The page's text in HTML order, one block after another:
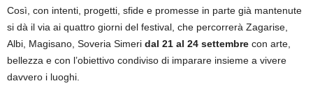
Così, con intenti, progetti, sfide e promesse in parte già mantenute
si dà il via ai quattro giorni del festival, che percorrerà Zagarise,
Albi, Magisano, Soveria Simeri dal 21 al 24 settembre con arte,
bellezza e con l’obiettivo condiviso di imparare insieme a vivere
davvero i luoghi.